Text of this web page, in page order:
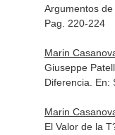
Argumentos
Pag. 220-224
Marin
Giuseppe
Diferencia. En:
Marin
El Valor de la